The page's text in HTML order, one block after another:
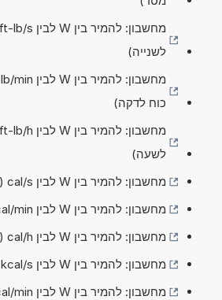
לשנייה)
כוח לדקה)
לשעה)
מחשבון: להמיר בין W לבין cal/s (ואט לבין cal/s)
מחשבון: להמיר בין W לבין cal/min (ואט לבין cal/min)
מחשבון: להמיר בין W לבין cal/h (ואט לבין cal/h)
מחשבון: להמיר בין W לבין kcal/s (ואט לבין kcal/s)
מחשבון: להמיר בין W לבין kcal/min (ואט לבין kcal/min)